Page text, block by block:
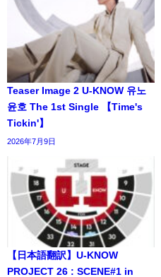
Teaser Image 2 U-KNOW 유노
윤호 The 1st Single 【Time's
Tickin'】
2026年7月9日
【日本語翻訳】U-KNOW
PROJECT 26 : SCENE#1 in